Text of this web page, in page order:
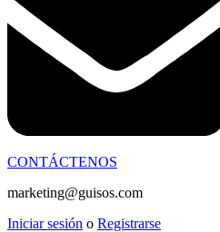
CONTÁCTENOS
marketing@guisos.com
Iniciar sesión o Registrarse